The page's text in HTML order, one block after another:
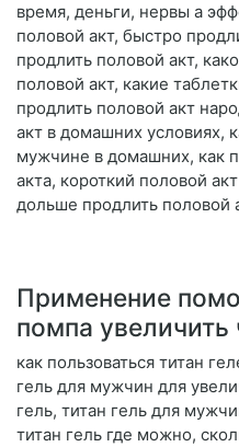
время, деньги, нервы а
половой акт, быстро
продлить половой акт,
половой акт, какие
продлить половой акт
акт в домашних условиях,
мужчине в домашних, как
акта, короткий половой
дольше продлить половой
Применение
помпа увеличить
как пользоваться титан
гель для мужчин для
гель, титан гель для
титан гель где можно,